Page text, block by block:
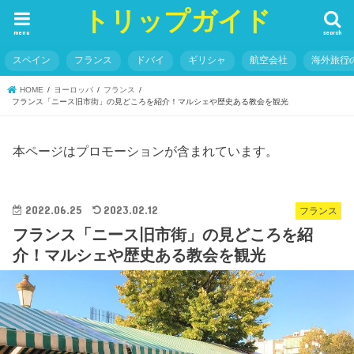
トリップガイド search
menu
スペイン フランス ドバイ ギリシャ 航空会社 海外旅行
HOME ヨーロッパ
フランス
フランス「ニース旧市街」の見どころを紹介！マルシェや歴史ある教会を観光
本ページはプロモーションが含まれています。
フランス
2022.06.25 2023.02.12
フランス「ニース旧市街」の見どころを紹
介！マルシェや歴史ある教会を観光